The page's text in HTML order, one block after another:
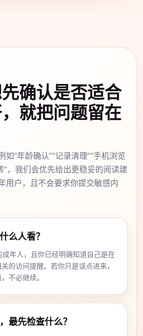
确认是否适合
就把问题留在
“年龄确认”“记录清理”“手机浏览
”，我们会优先给出更稳妥的阅读建
用户，且不会要求你提交敏感内
么人看？
年人，且你已经明确知道自己是在
的访问提醒。若你只是误点进来，
不必继续。
最先检查什么？